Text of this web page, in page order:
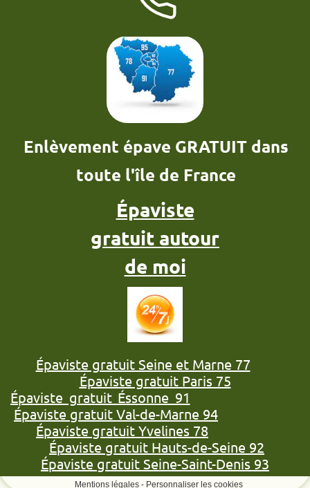
Enlèvement épave GRATUIT dans
toute l'île de France
Épaviste
gratuit autour
de moi
Épaviste gratuit Seine et Marne 77
Épaviste gratuit Paris 75
Épaviste gratuit Éssonne 91
Épaviste gratuit Val-de-Marne 94
Épaviste gratuit Yvelines 78
Épaviste gratuit Hauts-de-Seine 92
Épaviste gratuit Seine-Saint-Denis 93
Mentions légales- Personnaliser les cookies